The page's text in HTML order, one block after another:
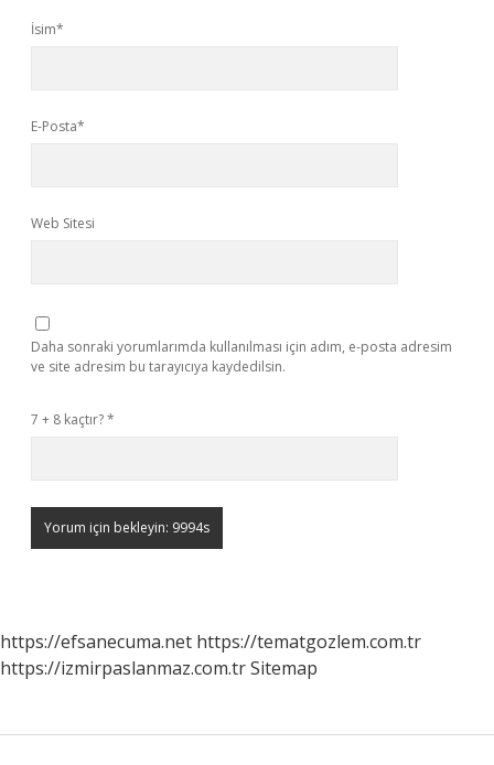
İsim*
E-Posta*
Web Sitesi
Daha sonraki yorumlarımda kullanılması için adım, e-posta adresim
ve site adresim bu tarayıcıya kaydedilsin.
7 + 8 kaçtır?*
https://efsanecuma.net https://tematgozlem.com.tr
https://izmirpaslanmaz.com.trSitemap